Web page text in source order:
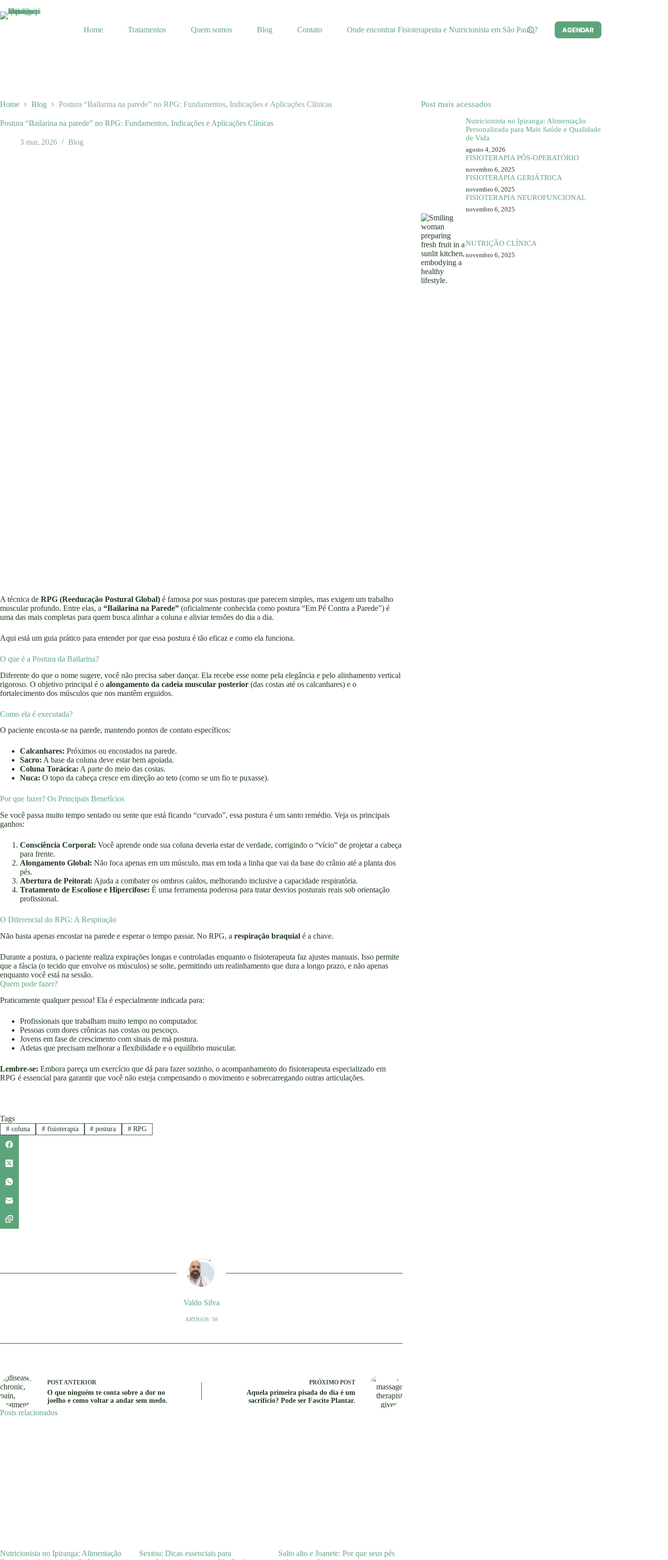
para
o
Home Tratamentos Quem somos Blog Contato Onde encontrar Fisioterapeuta e Nutricionista em São Paulo? AGENDAR
Home Blog Postura “Bailarina na parede” no RPG: Fundamentos, Indicações e Aplicações Clínicas
Postura “Bailarina na parede” no RPG: Fundamentos, Indicações e Aplicações Clínicas
3 mar, 2026 Blog
A técnica de RPG (Reeducação Postural Global) é famosa por suas posturas que parecem simples, mas exigem um trabalho
muscular profundo. Entre elas, a “Bailarina na Parede” (oficialmente conhecida como postura “Em Pé Contra a Parede”) é
uma das mais completas para quem busca alinhar a coluna e aliviar tensões do dia a dia.
Aqui está um guia prático para entender por que essa postura é tão eficaz e como ela funciona.
O que é a Postura da Bailarina?
Diferente do que o nome sugere, você não precisa saber dançar. Ela recebe esse nome pela elegância e pelo alinhamento vertical
rigoroso. O objetivo principal é o alongamento da cadeia muscular posterior (das costas até os calcanhares) e o
fortalecimento dos músculos que nos mantêm erguidos.
Como ela é executada?
O paciente encosta-se na parede, mantendo pontos de contato específicos:
Calcanhares: Próximos ou encostados na parede.
Sacro: A base da coluna deve estar bem apoiada.
Coluna Torácica: A parte do meio das costas.
Nuca: O topo da cabeça cresce em direção ao teto (como se um fio te puxasse).
Por que fazer? Os Principais Benefícios
Se você passa muito tempo sentado ou sente que está ficando “curvado”, essa postura é um santo remédio. Veja os principais
ganhos:
Consciência Corporal: Você aprende onde sua coluna deveria estar de verdade, corrigindo o “vício” de projetar a cabeça
para frente.
Alongamento Global: Não foca apenas em um músculo, mas em toda a linha que vai da base do crânio até a planta dos
pés.
Abertura de Peitoral: Ajuda a combater os ombros caídos, melhorando inclusive a capacidade respiratória.
Tratamento de Escoliose e Hipercifose: É uma ferramenta poderosa para tratar desvios posturais reais sob orientação
profissional.
O Diferencial do RPG: A Respiração
Não basta apenas encostar na parede e esperar o tempo passar. No RPG, a respiração braquial é a chave.
Durante a postura, o paciente realiza expirações longas e controladas enquanto o fisioterapeuta faz ajustes manuais. Isso permite
que a fáscia (o tecido que envolve os músculos) se solte, permitindo um realinhamento que dura a longo prazo, e não apenas
enquanto você está na sessão.
Quem pode fazer?
Praticamente qualquer pessoa! Ela é especialmente indicada para:
Profissionais que trabalham muito tempo no computador.
Pessoas com dores crônicas nas costas ou pescoço.
Jovens em fase de crescimento com sinais de má postura.
Atletas que precisam melhorar a flexibilidade e o equilíbrio muscular.
Lembre-se: Embora pareça um exercício que dá para fazer sozinho, o acompanhamento do fisioterapeuta especializado em
RPG é essencial para garantir que você não esteja compensando o movimento e sobrecarregando outras articulações.
Tags
#coluna #fisioterapia # postura # RPG
Valdo Silva
ARTIGOS: 58
POSTANTERIOR
O que ninguém te conta sobre a dor no
joelho e como voltar a andar sem medo.
PRÓXIMOPOST
Aquela primeira pisada do dia é um
sacrifício? Pode ser Fascite Plantar.
Posts relacionados
Nutricionista no Ipiranga: Alimentação
Sextou: Dicas essenciais para
Salto alto e Joanete: Por que seus pés
Post mais acessados
Nutricionista no Ipiranga: Alimentação
Personalizada para Mais Saúde e Qualidade
de Vida
agosto 4, 2026
FISIOTERAPIA PÓS-OPERATÓRIO
novembro 6, 2025
FISIOTERAPIA GERIÁTRICA
novembro 6, 2025
FISIOTERAPIA NEUROFUNCIONAL
novembro 6, 2025
NUTRIÇÃO CLÍNICA
novembro 6, 2025